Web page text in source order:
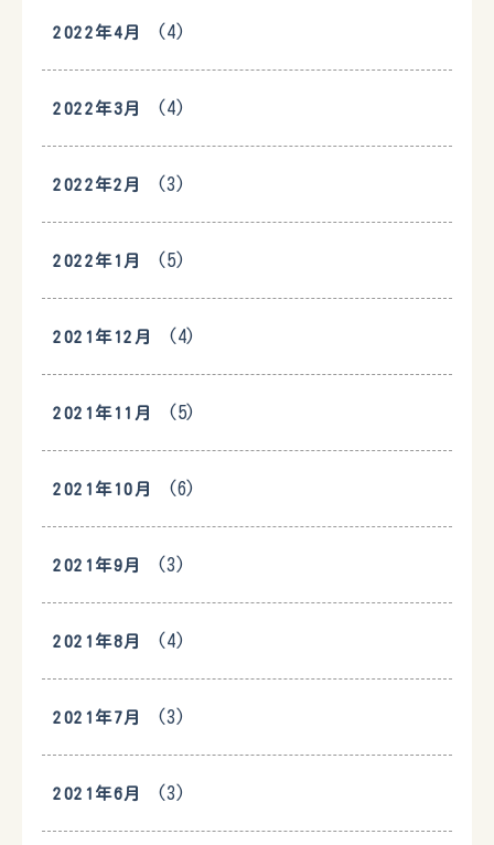
2022年4月 (4)
2022年3月 (4)
2022年2月 (3)
2022年1月 (5)
2021年12月 (4)
2021年11月 (5)
2021年10月 (6)
2021年9月 (3)
2021年8月 (4)
2021年7月 (3)
2021年6月 (3)